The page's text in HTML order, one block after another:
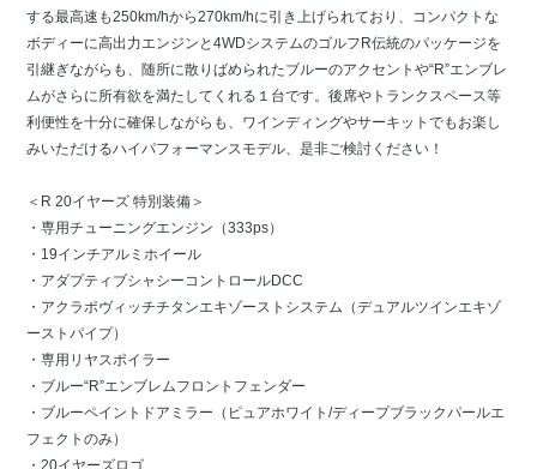
する最高速も250km/hから270km/hに引き上げられており、コンパクトな
ボディーに高出力エンジンと4WDシステムのゴルフR伝統のパッケージを
引継ぎながらも、随所に散りばめられたブルーのアクセントや“R”エンブレ
ムがさらに所有欲を満たしてくれる１台です。後席やトランクスペース等
利便性を十分に確保しながらも、ワインディングやサーキットでもお楽し
みいただけるハイパフォーマンスモデル、是非ご検討ください！
＜R 20イヤーズ 特別装備＞
・専用チューニングエンジン（333ps）
・19インチアルミホイール
・アダプティブシャシーコントロールDCC
・アクラポヴィッチチタンエキゾーストシステム（デュアルツインエキゾ
ーストパイプ）
・専用リヤスポイラー
・ブルー“R”エンブレムフロントフェンダー
・ブルーペイントドアミラー（ピュアホワイト/ディープブラックパールエ
フェクトのみ）
・20イヤーズロゴ